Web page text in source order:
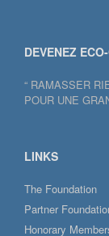
DEVENEZ
“ RAMASSER
POUR UNE
LINKS
The Foundation
Partner
Honorary